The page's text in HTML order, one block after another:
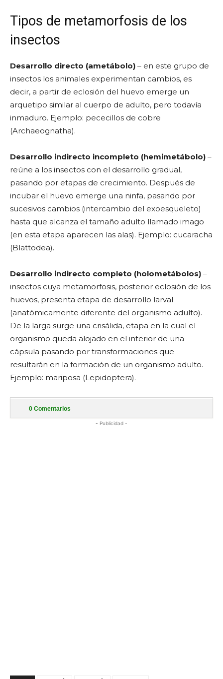
Tipos de metamorfosis de los
insectos
Desarrollo directo (ametábolo) – en este grupo de
insectos los animales experimentan cambios, es
decir, a partir de eclosión del huevo emerge un
arquetipo similar al cuerpo de adulto, pero todavía
inmaduro. Ejemplo: pececillos de cobre
(Archaeognatha).
Desarrollo indirecto incompleto (hemimetábolo) –
reúne a los insectos con el desarrollo gradual,
pasando por etapas de crecimiento. Después de
incubar el huevo emerge una ninfa, pasando por
sucesivos cambios (intercambio del exoesqueleto)
hasta que alcanza el tamaño adulto llamado imago
(en esta etapa aparecen las alas). Ejemplo: cucaracha
(Blattodea).
Desarrollo indirecto completo (holometábolos) –
insectos cuya metamorfosis, posterior eclosión de los
huevos, presenta etapa de desarrollo larval
(anatómicamente diferente del organismo adulto).
De la larga surge una crisálida, etapa en la cual el
organismo queda alojado en el interior de una
cápsula pasando por transformaciones que
resultarán en la formación de un organismo adulto.
Ejemplo: mariposa (Lepidoptera).
0 Comentarios
- Publicidad -